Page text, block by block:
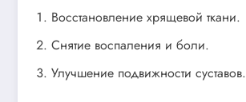
Восстановление хрящевой ткани.
Снятие воспаления и боли.
Улучшение подвижности суставов.